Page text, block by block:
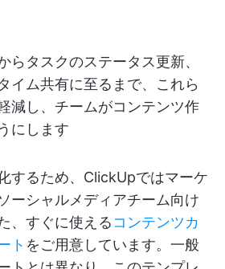
らタスクのステータス更新、
イム共有に至るまで、これら
減し、チームがコンテンツ作
にします
するため、ClickUpではマーケ
ーシャルメディアチーム向け
、すぐに使えるコンテンツカ
ト をご用意しています。一般